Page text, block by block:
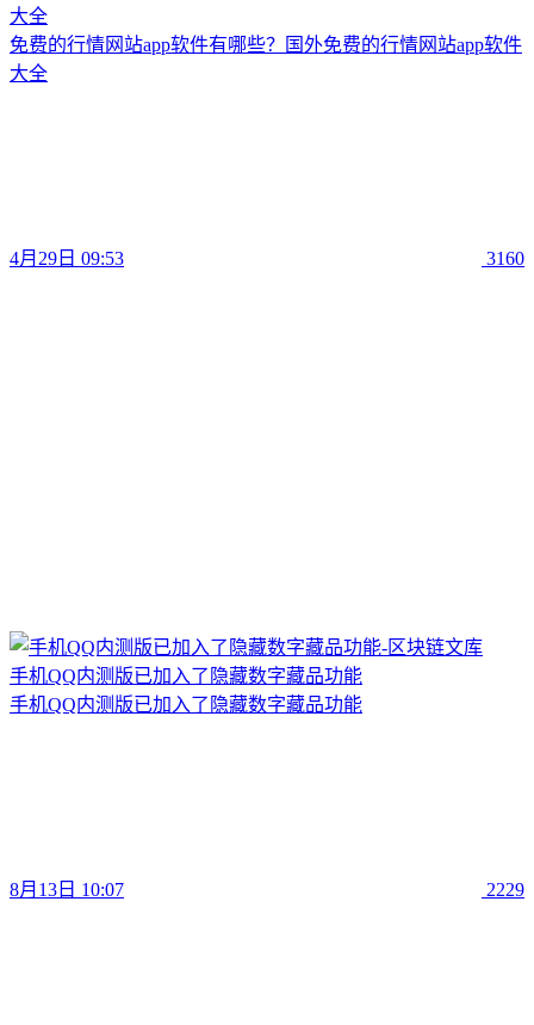
大全
免费的行情网站app软件有哪些？国外免费的行情网站app软件
大全
4月29日 09:53 3160
手机QQ内测版已加入了隐藏数字藏品功能
手机QQ内测版已加入了隐藏数字藏品功能
8月13日 10:07 2229